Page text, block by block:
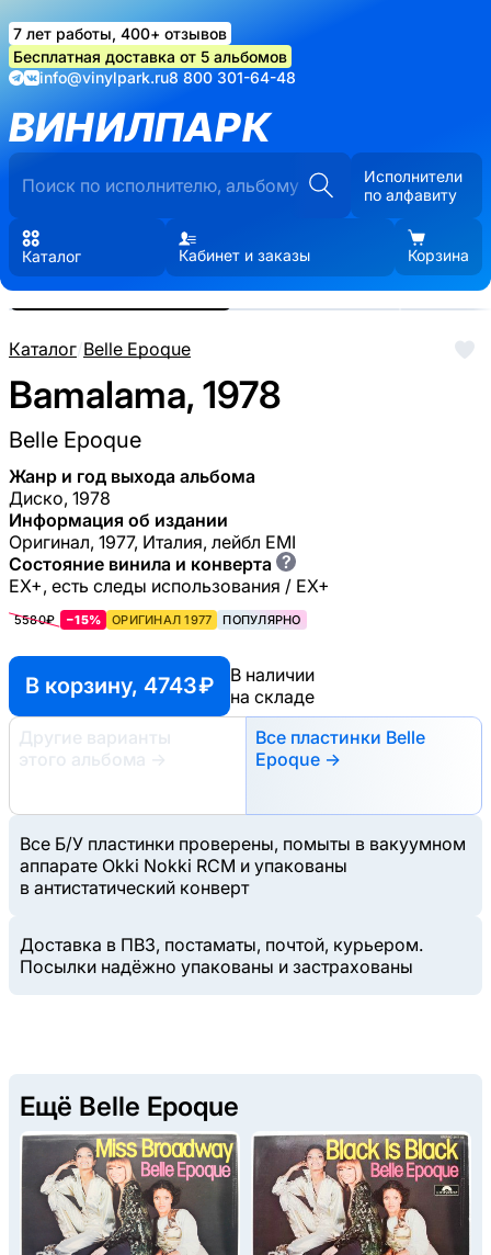
7 лет работы, 400+ отзывов
Бесплатная доставка от 5 альбомов
info@vinylpark.ru8 800 301-64-48
ВИНИЛПАРК
Исполнители
по алфавиту
Каталог Кабинет и заказы Корзина
Каталог/Belle Epoque
Bamalama, 1978
Belle Epoque
Жанр и год выхода альбома
Диско, 1978
Информация об издании
Оригинал, 1977, Италия, лейбл EMI
Состояние винила и конверта ?
EX+, есть следы использования / EX+
5580₽ −15% ОРИГИНАЛ 1977 ПОПУЛЯРНО
В корзину, 4743 ₽
В наличии
на складе
Другие варианты
этого альбома
→
Все пластинки Belle
Epoque →
Все Б/У пластинки проверены, помыты в вакуумном
аппарате Okki Nokki RCM и упакованы
в антистатический конверт
Доставка в ПВЗ, постаматы, почтой, курьером.
Посылки надёжно упакованы и застрахованы
Реальные фото пластинки.
Нажмите, чтобы увеличить
Ещё Belle Epoque